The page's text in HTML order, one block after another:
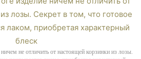
не отличить от настоящей корзинки из лозы.